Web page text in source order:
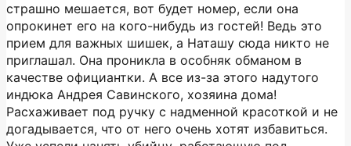
страшно мешается, вот будет номер, если она
опрокинет его на кого-нибудь из гостей! Ведь это
прием для важных шишек, а Наташу сюда никто не
приглашал. Она проникла в особняк обманом в
качестве официантки. А все из-за этого надутого
индюка Андрея Савинского, хозяина дома!
Расхаживает под ручку с надменной красоткой и не
догадывается, что от него очень хотят избавиться.